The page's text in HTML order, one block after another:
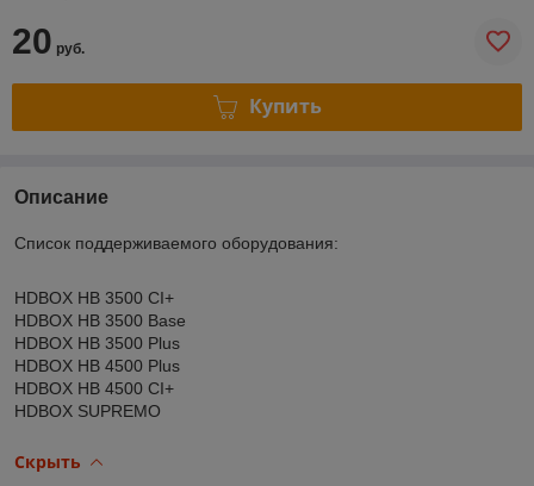
20 руб.
Купить
Описание
Cписок поддерживаемого оборудования:
HDBOX HB 3500 CI+
HDBOX HB 3500 Base
HDBOX HB 3500 Plus
HDBOX HB 4500 Plus
HDBOX HB 4500 CI+
HDBOX SUPREMO
Скрыть